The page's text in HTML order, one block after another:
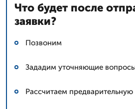
Что будет после
заявки?
Позвоним
Зададим уточняющие
Рассчитаем